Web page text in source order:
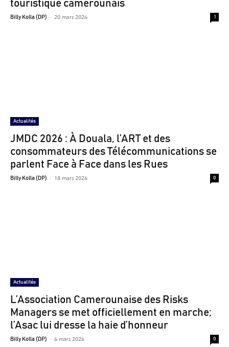
touristique camerounais
Billy Kolla (DP) - 20 mars 2026 1
Actualités
JMDC 2026 : À Douala, l’ART et des
consommateurs des Télécommunications se
parlent Face à Face dans les Rues
Billy Kolla (DP) - 18 mars 2026 0
Actualités
L’Association Camerounaise des Risks
Managers se met officiellement en marche;
l’Asac lui dresse la haie d’honneur
Billy Kolla (DP) - 6 mars 2026 0